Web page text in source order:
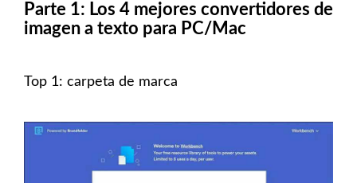
Parte 1: Los 4 mejores convertidores de
imagen a texto para PC/Mac
Top 1: carpeta de marca